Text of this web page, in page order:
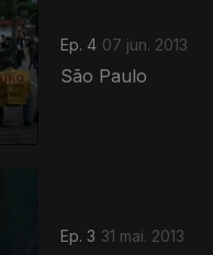
Ep. 4 07 jun. 2013
São Paulo
Ep. 3 31 mai. 2013